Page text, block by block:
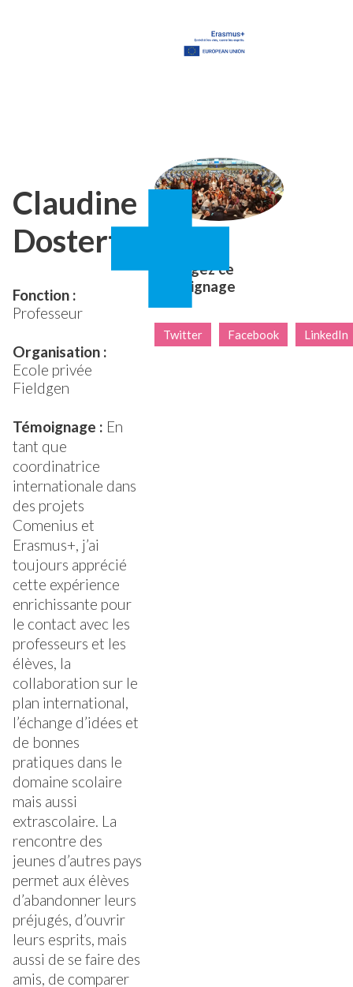
Claudine
Dostert
Fonction :
Professeur
Organisation :
Ecole privée
Fieldgen
Témoignage : En
tant que
coordinatrice
internationale dans
des projets
Comenius et
Erasmus+, j’ai
toujours apprécié
cette expérience
enrichissante pour
le contact avec les
professeurs et les
élèves, la
collaboration sur le
plan international,
l’échange d’idées et
de bonnes
pratiques dans le
domaine scolaire
mais aussi
extrascolaire. La
rencontre des
jeunes d’autres pays
permet aux élèves
d’abandonner leurs
préjugés, d’ouvrir
leurs esprits, mais
aussi de se faire des
amis, de comparer
Partagez ce
témoignage
Twitter Facebook LinkedIn